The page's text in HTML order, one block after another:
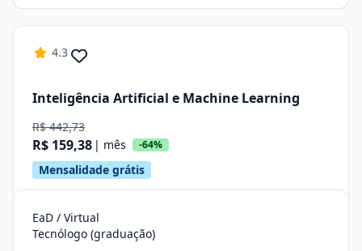
4.3
Inteligência Artificial e Machine Learning
R$ 442,73
R$ 159,38 | mês -64%
Mensalidade grátis
EaD / Virtual
Tecnólogo (graduação)